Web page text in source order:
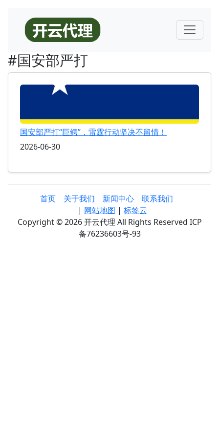
#国安部严打
国安部严打“巨鳄”，雷霆行动坚决不留情！
2026-06-30
首页 关于我们 新闻中心
联系我们
| 网站地图 | 标签云
Copyright © 2026 开云代理 All Rights Reserved ICP
备76236603号-93